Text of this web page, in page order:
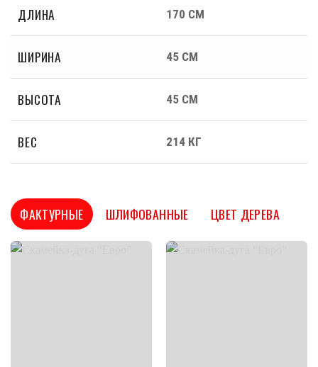
ДЛИНА 170 СМ
ШИРИНА 45 СМ
ВЫСОТА 45 СМ
ВЕС 214 КГ
ФАКТУРНЫЕ ШЛИФОВАННЫЕ ЦВЕТ ДЕРЕВА